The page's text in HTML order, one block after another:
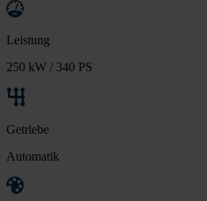
Leistung
250 kW / 340 PS
Getriebe
Automatik